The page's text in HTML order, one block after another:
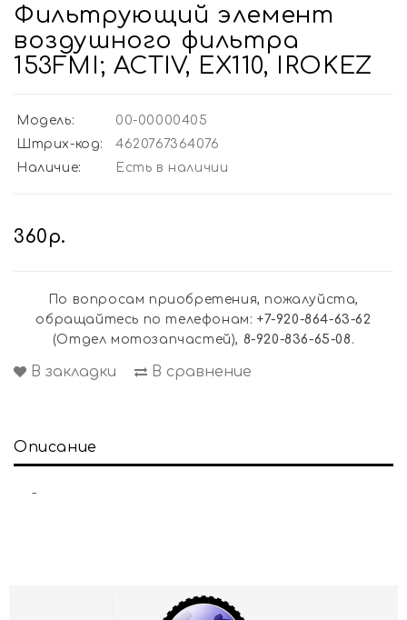
Фильтрующий элемент
воздушного фильтра
153FMI; ACTIV, EX110, IROKEZ
Модель:
00-00000405
Штрих-код:
4620767364076
Наличие:
Есть в наличии
360р.
По вопросам приобретения, пожалуйста,
обращайтесь по телефонам: +7-920-864-63-62
(Отдел мотозапчастей), 8-920-836-65-08 .
В закладки В сравнение
Описание
-